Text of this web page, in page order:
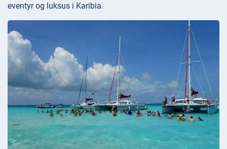
eventyr og luksus i Karibia.